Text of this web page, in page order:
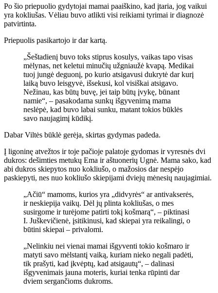
Po šio priepuolio gydytojai mamai paaiškino, kad įtaria, jog vaikui
yra kokliušas. Vėliau buvo atlikti visi reikiami tyrimai ir diagnozė
patvirtinta.
Priepuolis pasikartojo ir dar kartą.
„Šeštadienį buvo toks stiprus kosulys, vaikas tapo visas
mėlynas, net keletui minučių užgniaužė kvapą. Medikai
tuoj jungė deguonį, po kurio atsigavusi dukrytė dar kurį
laiką buvo leisgyvė, išsekusi, kol visiškai atsigavo.
Nežinau, kas būtų buvę, jei taip būtų įvykę, būnant
namie“, – pasakodama sunkų išgyvenimą mama
neslėpė, kad buvo labai sunku, matant tokios būklės
savo naujagimį kūdikį.
Dabar Viltės būklė gerėja, skirtas gydymas padeda.
Į ligoninę atvežtos ir toje pačioje palatoje gydomas ir vyresnės dvi
dukros: dešimties metukų Ema ir aštuonerių Ugnė. Mama sako, kad
abi dukros skiepytos nuo kokliušo, o mažosios dar nespėjo
paskiepyti, nes nuo kokliušo skiepijami dviejų mėnesių naujagimiai.
„Ačiū“ mamoms, kurios yra „didvyrės“ ar antivakserės,
ir neskiepija vaikų. Dėl jų plinta kokliušas, o mes
susirgome ir turėjome patirti tokį košmarą“, – piktinasi
I. Juškevičienė, įsitikinusi, kad skiepai yra reikalingi, o
būtini skiepai – privalomi.
„Nelinkiu nei vienai mamai išgyventi tokio košmaro ir
matyti savo mėlstantį vaiką, kuriam nieko negali padėti,
tik prašyti, kad įkvėptų, kad atsigautų“, – dalinasi
išgyvenimais jauna moteris, kuriai tenka rūpinti dar
dviem sergančioms dukroms.